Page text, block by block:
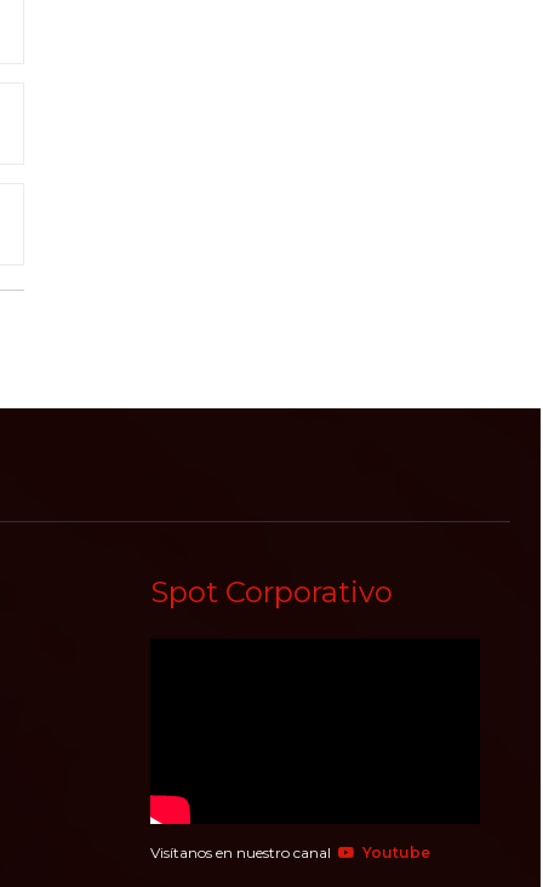
Spot Corporativo
Visítanos en nuestro canal Youtube